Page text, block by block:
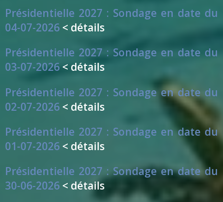
Présidentielle 2027 : Sondage en date du
04-07-2026 < détails
Présidentielle 2027 : Sondage en date du
03-07-2026 < détails
Présidentielle 2027 : Sondage en date du
02-07-2026 < détails
Présidentielle 2027 : Sondage en date du
01-07-2026 < détails
Présidentielle 2027 : Sondage en date du
30-06-2026 < détails